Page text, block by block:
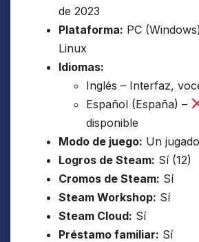
de 2023
Plataforma: PC
Linux
Idiomas:
Inglés – Interfaz,
Español (España) –
disponible
Modo de juego: Un
Logros de Steam: Sí (12)
Cromos de Steam: Sí
Steam Workshop: Sí
Steam Cloud: Sí
Préstamo familiar: Sí